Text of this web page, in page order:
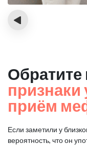
‹
приём
Если заметили у
вероятность, что он